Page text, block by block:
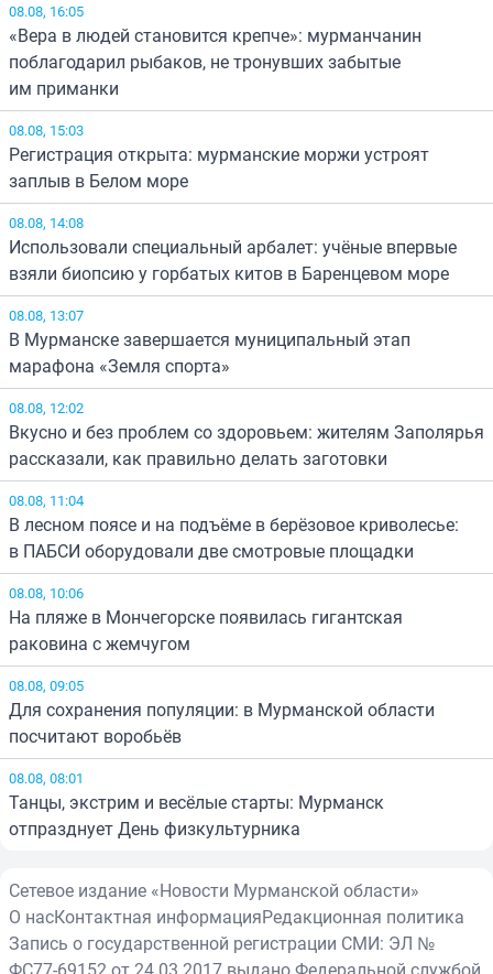
08.08, 16:05
«Вера в людей становится крепче»: мурманчанин
поблагодарил рыбаков, не тронувших забытые
им приманки
08.08, 15:03
Регистрация открыта: мурманские моржи устроят
заплыв в Белом море
08.08, 14:08
Использовали специальный арбалет: учёные впервые
взяли биопсию у горбатых китов в Баренцевом море
08.08, 13:07
В Мурманске завершается муниципальный этап
марафона «Земля спорта»
08.08, 12:02
Вкусно и без проблем со здоровьем: жителям Заполярья
рассказали, как правильно делать заготовки
08.08, 11:04
В лесном поясе и на подъёме в берёзовое криволесье:
в ПАБСИ оборудовали две смотровые площадки
08.08, 10:06
На пляже в Мончегорске появилась гигантская
раковина с жемчугом
08.08, 09:05
Для сохранения популяции: в Мурманской области
посчитают воробьёв
08.08, 08:01
Танцы, экстрим и весёлые старты: Мурманск
отпразднует День физкультурника
Сетевое издание «Новости Мурманской области»
О насКонтактная информацияРедакционная политика
Запись о государственной регистрации СМИ: ЭЛ №